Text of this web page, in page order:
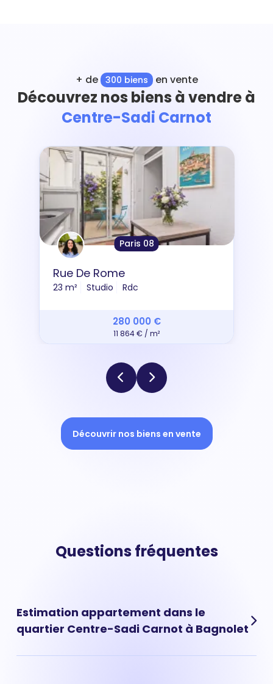
+ de 300 biens en vente
Découvrez nos biens à vendre à
Centre-Sadi Carnot
Paris 08
Rue De Rome
23 m² Studio Rdc
280 000 €
11 864 € / m²
Découvrir nos biens en vente
Questions fréquentes
Estimation appartement dans le
quartier Centre-Sadi Carnot à Bagnolet